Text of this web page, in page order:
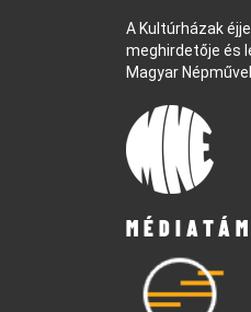
A Kultúrházak
meghirdetője és
Magyar